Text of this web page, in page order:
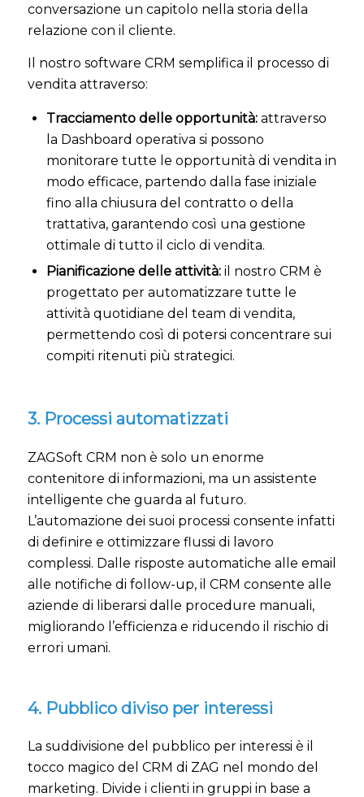
conversazione un capitolo nella storia della
relazione con il cliente.
Il nostro software CRM semplifica il processo di
vendita attraverso:
Tracciamento delle opportunità:attraverso
la Dashboard operativa si possono
monitorare tutte le opportunità di vendita in
modo efficace, partendo dalla fase iniziale
fino alla chiusura del contratto o della
trattativa, garantendo così una gestione
ottimale di tutto il ciclo di vendita.
Pianificazione delle attività:il nostro CRM è
progettato per automatizzare tutte le
attività quotidiane del team di vendita,
permettendo così di potersi concentrare sui
compiti ritenuti più strategici.
3. Processi automatizzati
ZAGSoft CRM non è solo un enorme
contenitore di informazioni, ma un assistente
intelligente che guarda al futuro.
L’automazione dei suoi processi consente infatti
di definire e ottimizzare flussi di lavoro
complessi. Dalle risposte automatiche alle email
alle notifiche di follow-up, il CRM consente alle
aziende di liberarsi dalle procedure manuali,
migliorando l’efficienza e riducendo il rischio di
errori umani.
4. Pubblico diviso per interessi
La suddivisione del pubblico per interessi è il
tocco magico del CRM di ZAG nel mondo del
marketing. Divide i clienti in gruppi in base a